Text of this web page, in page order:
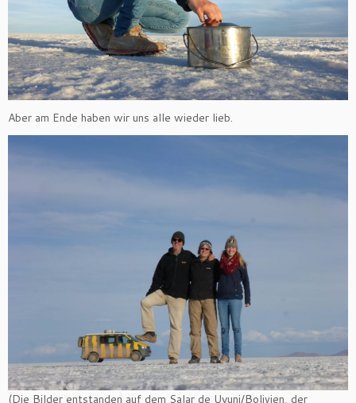
Aber am Ende haben wir uns alle wieder lieb.
(Die Bilder entstanden auf dem Salar de Uyuni/Bolivien, der